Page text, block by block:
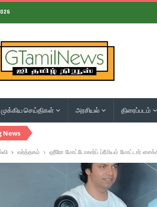
முக்கிய செய்திகள் அரசியல் திரைப்படம்
News
வர்த்தகம் ஹீரோ மோட்டோகார்ப் ப்ரீமியம் மோட்டார்